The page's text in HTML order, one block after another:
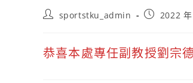
sportstku_admin 2022
恭喜本處專任副教授劉宗